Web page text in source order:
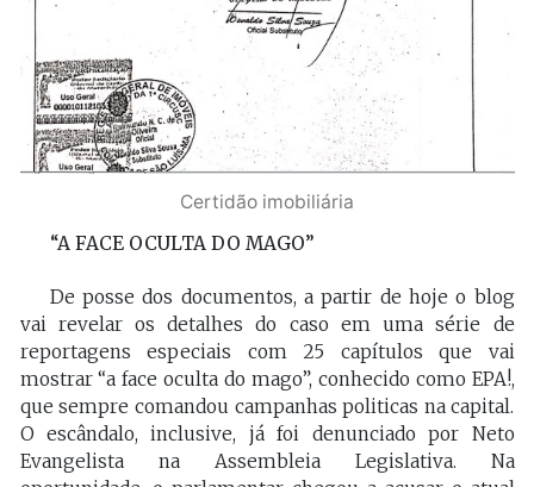
Certidão imobiliária
“A FACE OCULTA DO MAGO”
De posse dos documentos, a partir de hoje o blog
vai revelar os detalhes do caso em uma série de
reportagens especiais com 25 capítulos que vai
mostrar “a face oculta do mago”, conhecido como EPA!,
que sempre comandou campanhas politicas na capital.
O escândalo, inclusive, já foi denunciado por Neto
Evangelista na Assembleia Legislativa. Na